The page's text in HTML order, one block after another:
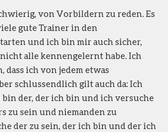
von Vorbildern zu reden. Es
gute Trainer in den
und ich bin mir auch sicher,
alle kennengelernt habe. Ich
dass ich von jedem etwas
schlussendlich gilt auch da: Ich
der, der ich bin und ich versuche
zu sein und niemanden zu
der zu sein, der ich bin und der ich